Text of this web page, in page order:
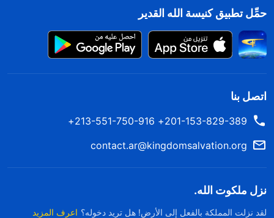
حمِّل تطبيق كنيسة الله القدير
اتصل بنا
201-153-829-389+ 213-551-750-916+
contact.ar@kingdomsalvation.org
نزل ملكوت الله.
لقد نزلت المملكة بالفعل إلى الأرض! هل تريد دخوله؟ اعرف المزيد